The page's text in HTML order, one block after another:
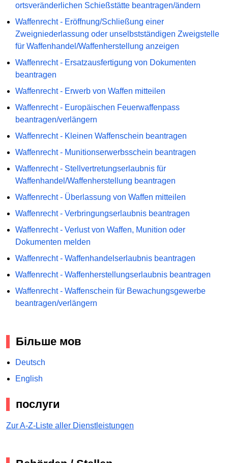
ortsveränderlichen Schießstätte beantragen/ändern
Waffenrecht - Eröffnung/Schließung einer
Zweigniederlassung oder unselbstständigen Zweigstelle
für Waffenhandel/Waffenherstellung anzeigen
Waffenrecht - Ersatzausfertigung von Dokumenten
beantragen
Waffenrecht - Erwerb von Waffen mitteilen
Waffenrecht - Europäischen Feuerwaffenpass
beantragen/verlängern
Waffenrecht - Kleinen Waffenschein beantragen
Waffenrecht - Munitionserwerbsschein beantragen
Waffenrecht - Stellvertretungserlaubnis für
Waffenhandel/Waffenherstellung beantragen
Waffenrecht - Überlassung von Waffen mitteilen
Waffenrecht - Verbringungserlaubnis beantragen
Waffenrecht - Verlust von Waffen, Munition oder
Dokumenten melden
Waffenrecht - Waffenhandelserlaubnis beantragen
Waffenrecht - Waffenherstellungserlaubnis beantragen
Waffenrecht - Waffenschein für Bewachungsgewerbe
beantragen/verlängern
Більше мов
Deutsch
English
послуги
Zur A-Z-Liste aller Dienstleistungen